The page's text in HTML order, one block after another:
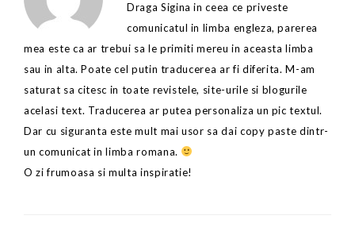
Draga Sigina in ceea ce priveste
comunicatul in limba engleza, parerea
mea este ca ar trebui sa le primiti mereu in aceasta limba
sau in alta. Poate cel putin traducerea ar fi diferita. M-am
saturat sa citesc in toate revistele, site-urile si blogurile
acelasi text. Traducerea ar putea personaliza un pic textul.
Dar cu siguranta este mult mai usor sa dai copy paste dintr-
un comunicat in limba romana.
O zi frumoasa si multa inspiratie!